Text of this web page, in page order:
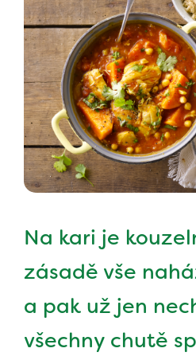
Na kari je
zásadě vše
a pak už jen
všechny chutě